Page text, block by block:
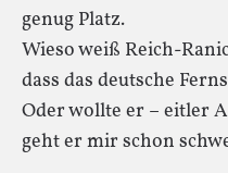
genug Platz.
Wieso weiß Reich-
dass das deutsche
Oder wollte er – eitler
geht er mir schon